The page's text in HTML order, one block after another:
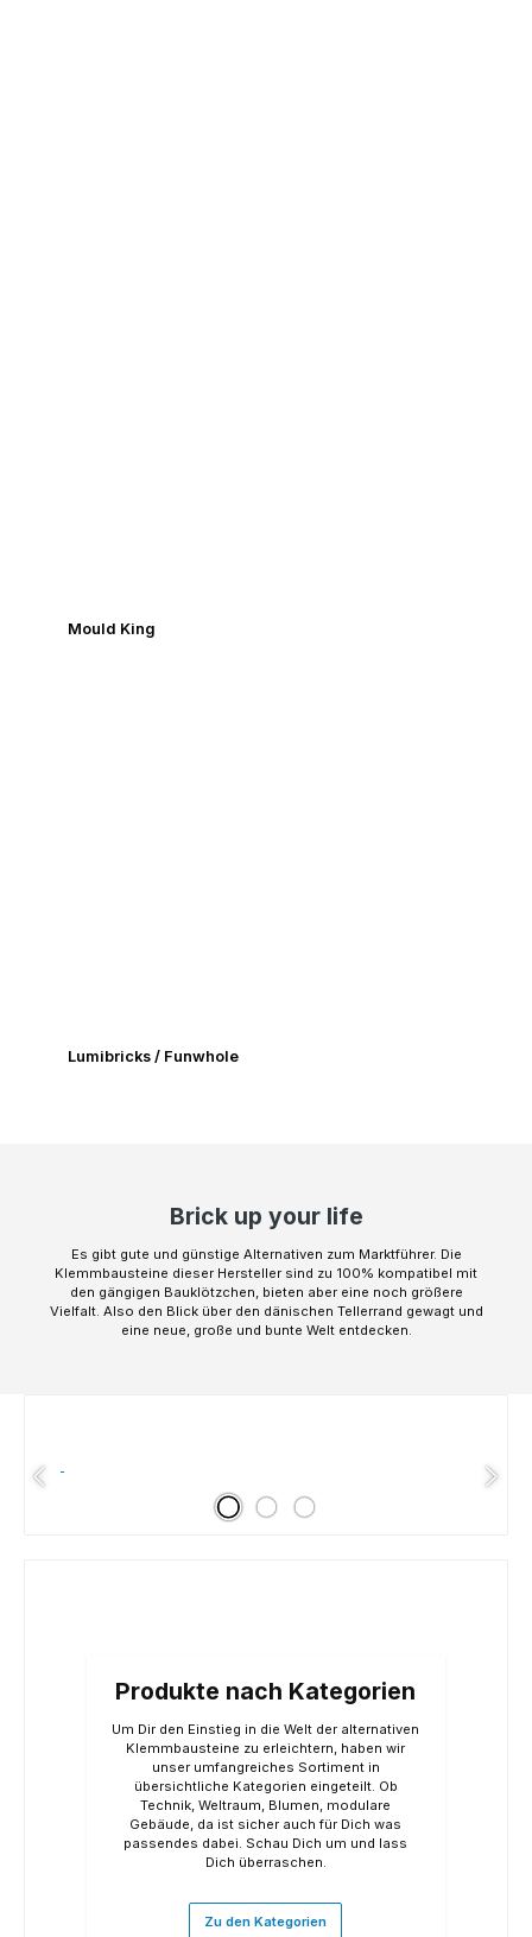
Mould King
Lumibricks / Funwhole
Brick up your life
Es gibt gute und günstige Alternativen zum Marktführer. Die
Klemmbausteine dieser Hersteller sind zu 100% kompatibel mit
den gängigen Bauklötzchen, bieten aber eine noch größere
Vielfalt. Also den Blick über den dänischen Tellerrand gewagt und
eine neue, große und bunte Welt entdecken.
Produkte nach Kategorien
Um Dir den Einstieg in die Welt der alternativen
Klemmbausteine zu erleichtern, haben wir
unser umfangreiches Sortiment in
übersichtliche Kategorien eingeteilt. Ob
Technik, Weltraum, Blumen, modulare
Gebäude, da ist sicher auch für Dich was
passendes dabei. Schau Dich um und lass
Dich überraschen.
Zu den Kategorien